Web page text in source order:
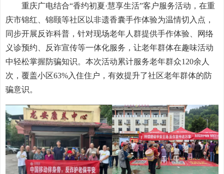
重庆广电结合“香约初夏·慧享生活”客户服务活动，在重
庆市锦红、锦颐等社区以非遗香囊手作体验为温情切入点，
同步开展反诈科普，针对现场老年人群提供手作体验、网络
义诊预约、反诈宣传等一体化服务，让老年群体在趣味活动
中轻松掌握防骗知识。本次活动累计服务老年群众120余人
次，覆盖小区63%入住住户，有效提升了社区老年群体的防
骗意识。